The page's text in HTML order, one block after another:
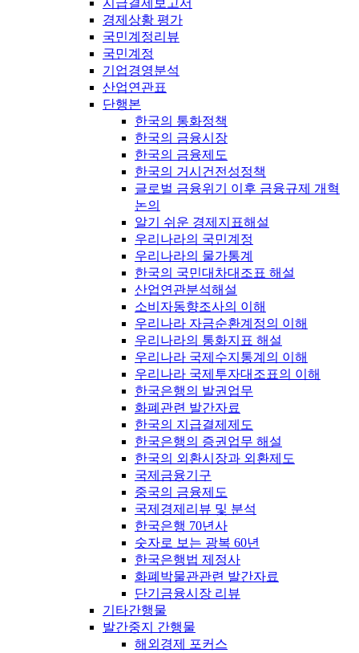
지급결제보고서
경제상황 평가
국민계정리뷰
국민계정
기업경영분석
산업연관표
단행본
한국의 통화정책
한국의 금융시장
한국의 금융제도
한국의 거시건전성정책
글로벌 금융위기 이후 금융규제 개혁
논의
알기 쉬운 경제지표해설
우리나라의 국민계정
우리나라의 물가통계
한국의 국민대차대조표 해설
산업연관분석해설
소비자동향조사의 이해
우리나라 자금순환계정의 이해
우리나라의 통화지표 해설
우리나라 국제수지통계의 이해
우리나라 국제투자대조표의 이해
한국은행의 발권업무
화폐관련 발간자료
한국의 지급결제제도
한국은행의 증권업무 해설
한국의 외환시장과 외환제도
국제금융기구
중국의 금융제도
국제경제리뷰 및 분석
한국은행 70년사
숫자로 보는 광복 60년
한국은행법 제정사
화폐박물관관련 발간자료
단기금융시장 리뷰
기타간행물
발간중지 간행물
해외경제 포커스